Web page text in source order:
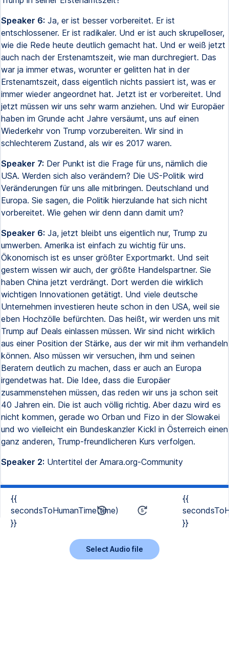
Speaker 6: Ja, er ist besser vorbereitet. Er ist
entschlossener. Er ist radikaler. Und er ist auch skrupelloser,
wie die Rede heute deutlich gemacht hat. Und er weiß jetzt
auch nach der Erstenamtszeit, wie man durchregiert. Das
war ja immer etwas, worunter er gelitten hat in der
Erstenamtszeit, dass eigentlich nichts passiert ist, was er
immer wieder angeordnet hat. Jetzt ist er vorbereitet. Und
jetzt müssen wir uns sehr warm anziehen. Und wir Europäer
haben im Grunde acht Jahre versäumt, uns auf einen
Wiederkehr von Trump vorzubereiten. Wir sind in
schlechterem Zustand, als wir es 2017 waren.
Speaker 7: Der Punkt ist die Frage für uns, nämlich die
USA. Werden sich also verändern? Die US-Politik wird
Veränderungen für uns alle mitbringen. Deutschland und
Europa. Sie sagen, die Politik hierzulande hat sich nicht
vorbereitet. Wie gehen wir denn dann damit um?
Speaker 6: Ja, jetzt bleibt uns eigentlich nur, Trump zu
umwerben. Amerika ist einfach zu wichtig für uns.
Ökonomisch ist es unser größter Exportmarkt. Und seit
gestern wissen wir auch, der größte Handelspartner. Sie
haben China jetzt verdrängt. Dort werden die wirklich
wichtigen Innovationen getätigt. Und viele deutsche
Unternehmen investieren heute schon in den USA, weil sie
eben Hochzölle befürchten. Das heißt, wir werden uns mit
Trump auf Deals einlassen müssen. Wir sind nicht wirklich
aus einer Position der Stärke, aus der wir mit ihm verhandeln
können. Also müssen wir versuchen, ihm und seinen
Beratern deutlich zu machen, dass er auch an Europa
irgendetwas hat. Die Idee, dass die Europäer
zusammenstehen müssen, das reden wir uns ja schon seit
40 Jahren ein. Die ist auch völlig richtig. Aber dazu wird es
nicht kommen, gerade wo Orban und Fizo in der Slowakei
und wo vielleicht ein Bundeskanzler Kickl in Österreich einen
ganz anderen, Trump-freundlicheren Kurs verfolgen.
Speaker 2: Untertitel der Amara.org-Community
{{
secondsToHumanTime(time)
}}
{{
}}
Select Audio file